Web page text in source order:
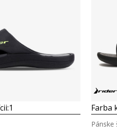
1 Farba
Pánske